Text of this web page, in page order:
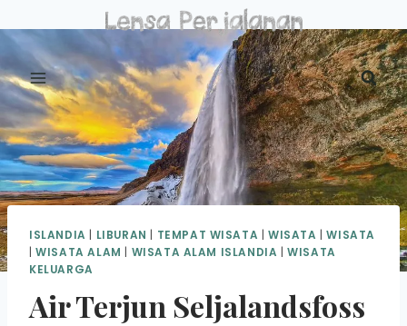
to
content
ISLANDIA | LIBURAN | TEMPAT WISATA |WISATA |WISATA
|WISATA ALAM | WISATA ALAM ISLANDIA |WISATA
KELUARGA
Air Terjun Seljalandsfoss